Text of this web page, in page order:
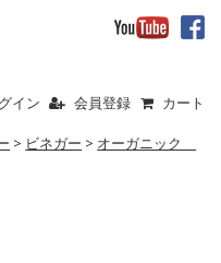
イン 会員登録 カート
> ビネガー > オーガニック